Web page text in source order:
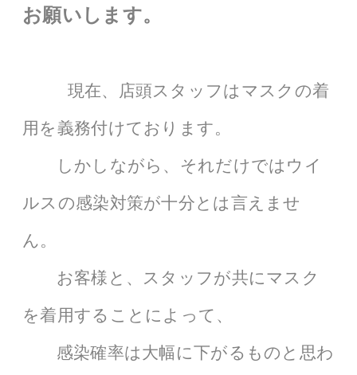
お願いします。
現在、店頭スタッフはマスクの着
用を義務付けております。
しかしながら、それだけではウイ
ルスの感染対策が十分とは言えませ
ん。
お客様と、スタッフが共にマスク
を着用することによって、
感染確率は大幅に下がるものと思わ